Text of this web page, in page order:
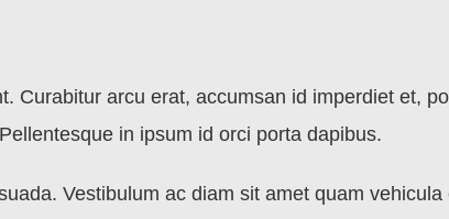
Curabitur arcu erat, accumsan id imperdiet et,
in ipsum id orci porta dapibus.
Vestibulum ac diam sit amet quam